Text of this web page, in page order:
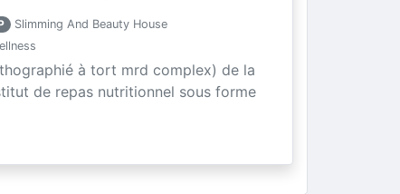
Slimming And Beauty House
à tort mrd complex) de la
de repas nutritionnel sous forme